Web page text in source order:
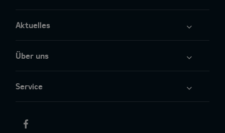
Aktuelles
Über uns
Service